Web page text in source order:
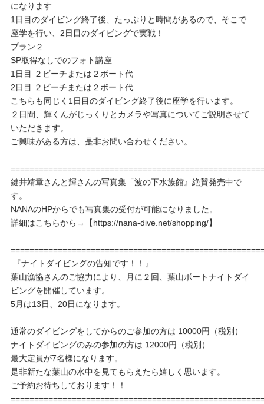
になります
1日目のダイビング終了後、たっぷりと時間があるので、そこで
座学を行い、2日目のダイビングで実戦！
プラン２
SP取得なしでのフォト講座
1日目 ２ビーチまたは２ボート代
2日目 ２ビーチまたは２ボート代
こちらも同じく1日目のダイビング終了後に座学を行います。
２日間、輝くんがじっくりとカメラや写真についてご説明させて
いただきます。
ご興味がある方は、是非お問い合わせください。
鍵井靖章さんと輝さんの写真集「波の下水族館』絶賛発売中で
す。
NANAのHPからでも写真集の受付が可能になりました。
詳細はこちらから→【https://nana-dive.net/shopping/】
『ナイトダイビングの告知です！！』
葉山漁協さんのご協力により、月に２回、葉山ボートナイトダイ
ビングを開催しています。
5月は13日、20日になります。
通常のダイビングをしてからのご参加の方は 10000円（税別）
ナイトダイビングのみの参加の方は 12000円（税別）
最大定員が7名様になります。
是非新たな葉山の水中を見てもらえたら嬉しく思います。
ご予約お待ちしております！！